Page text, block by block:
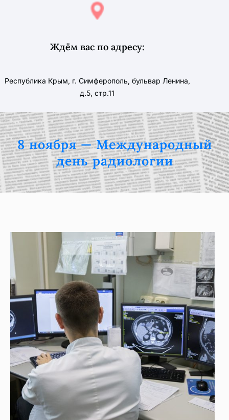
Ждём вас по адресу:
Республика Крым, г. Симферополь, бульвар Ленина,
д.5, стр.11
8 ноября — Международный
день радиологии